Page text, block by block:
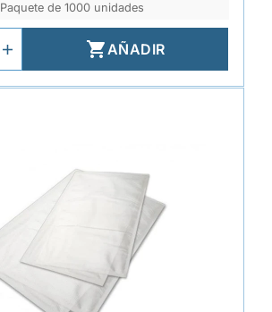
Paquete de 1000 unidades
AÑADIR